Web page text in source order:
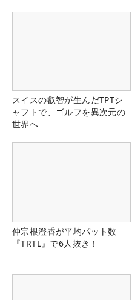
スイスの叡智が生んだTPTシ
ャフトで、ゴルフを異次元の
世界へ
仲宗根澄香が平均パット数
『TRTL』で6人抜き！